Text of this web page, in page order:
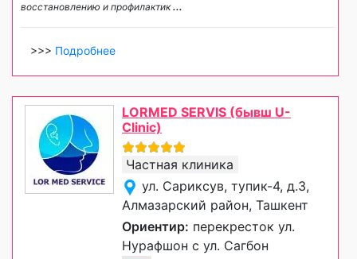
восстановлению и профилактик...
>>> Подробнее
LORMED SERVIS (бывш U-
Clinic)
Частная клиника
ул. Сариксув, тупик-4, д.3,
Алмазарский район, Ташкент
Ориентир: перекресток ул.
Нурафшон с ул. Сагбон